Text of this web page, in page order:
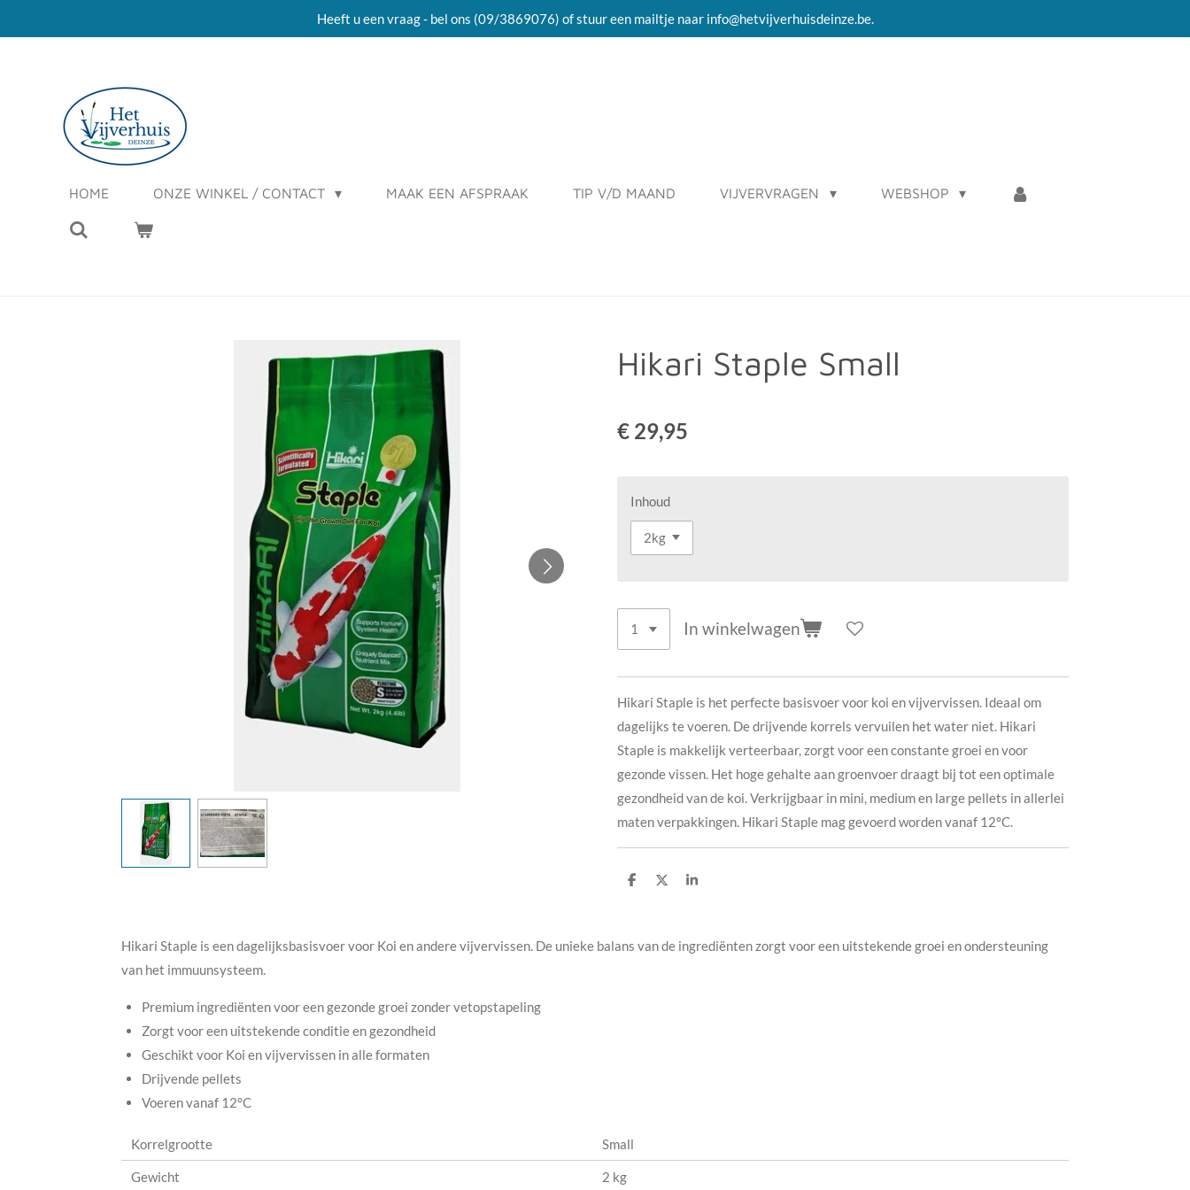
hoofdinhoud
Heeft u een vraag - bel ons (09/3869076) of stuur een mailtje naar info@hetvijverhuisdeinze.be.
HOME ONZE WINKEL / CONTACT MAAK EEN AFSPRAAK TIP V/D MAAND VIJVERVRAGEN WEBSHOP
Hikari Staple Small
€ 29,95
Inhoud
In winkelwagen
Hikari Staple is het perfecte basisvoer voor koi en vijvervissen. Ideaal om
dagelijks te voeren. De drijvende korrels vervuilen het water niet. Hikari
Staple is makkelijk verteerbaar, zorgt voor een constante groei en voor
gezonde vissen. Het hoge gehalte aan groenvoer draagt bij tot een optimale
gezondheid van de koi. Verkrijgbaar in mini, medium en large pellets in allerlei
maten verpakkingen. Hikari Staple mag gevoerd worden vanaf 12°C.
D
D
S
Hikari Staple is een dagelijksbasisvoer voor Koi en andere vijvervissen. De unieke balans van de ingrediënten zorgt voor een uitstekende groei en ondersteuning
van het immuunsysteem.
Premium ingrediënten voor een gezonde groei zonder vetopstapeling
Zorgt voor een uitstekende conditie en gezondheid
Geschikt voor Koi en vijvervissen in alle formaten
Drijvende pellets
Voeren vanaf 12°C
Korrelgrootte Small
Gewicht 2 kg